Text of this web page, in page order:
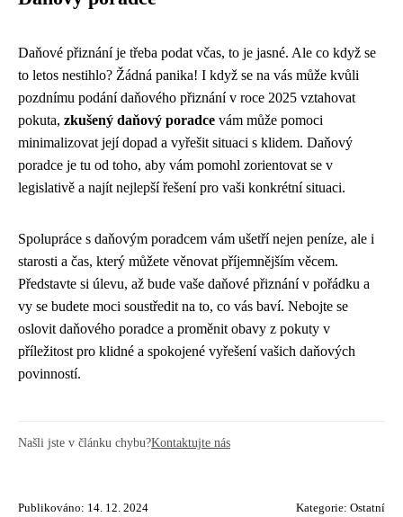
Daňové přiznání je třeba podat včas, to je jasné. Ale co když se
to letos nestihlo? Žádná panika! I když se na vás může kvůli
pozdnímu podání daňového přiznání v roce 2025 vztahovat
pokuta, zkušený daňový poradce vám může pomoci
minimalizovat její dopad a vyřešit situaci s klidem. Daňový
poradce je tu od toho, aby vám pomohl zorientovat se v
legislativě a najít nejlepší řešení pro vaši konkrétní situaci.
Spolupráce s daňovým poradcem vám ušetří nejen peníze, ale i
starosti a čas, který můžete věnovat příjemnějším věcem.
Představte si úlevu, až bude vaše daňové přiznání v pořádku a
vy se budete moci soustředit na to, co vás baví. Nebojte se
oslovit daňového poradce a proměnit obavy z pokuty v
příležitost pro klidné a spokojené vyřešení vašich daňových
povinností.
Našli jste v článku chybu?Kontaktujte nás
Publikováno: 14. 12. 2024 Kategorie: Ostatní